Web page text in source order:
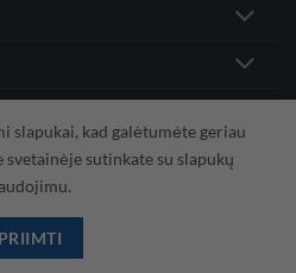
©Hidrodinamika
slapukai, kad galėtumėte geriau
sutinkate su slapukų
PRIIMTI